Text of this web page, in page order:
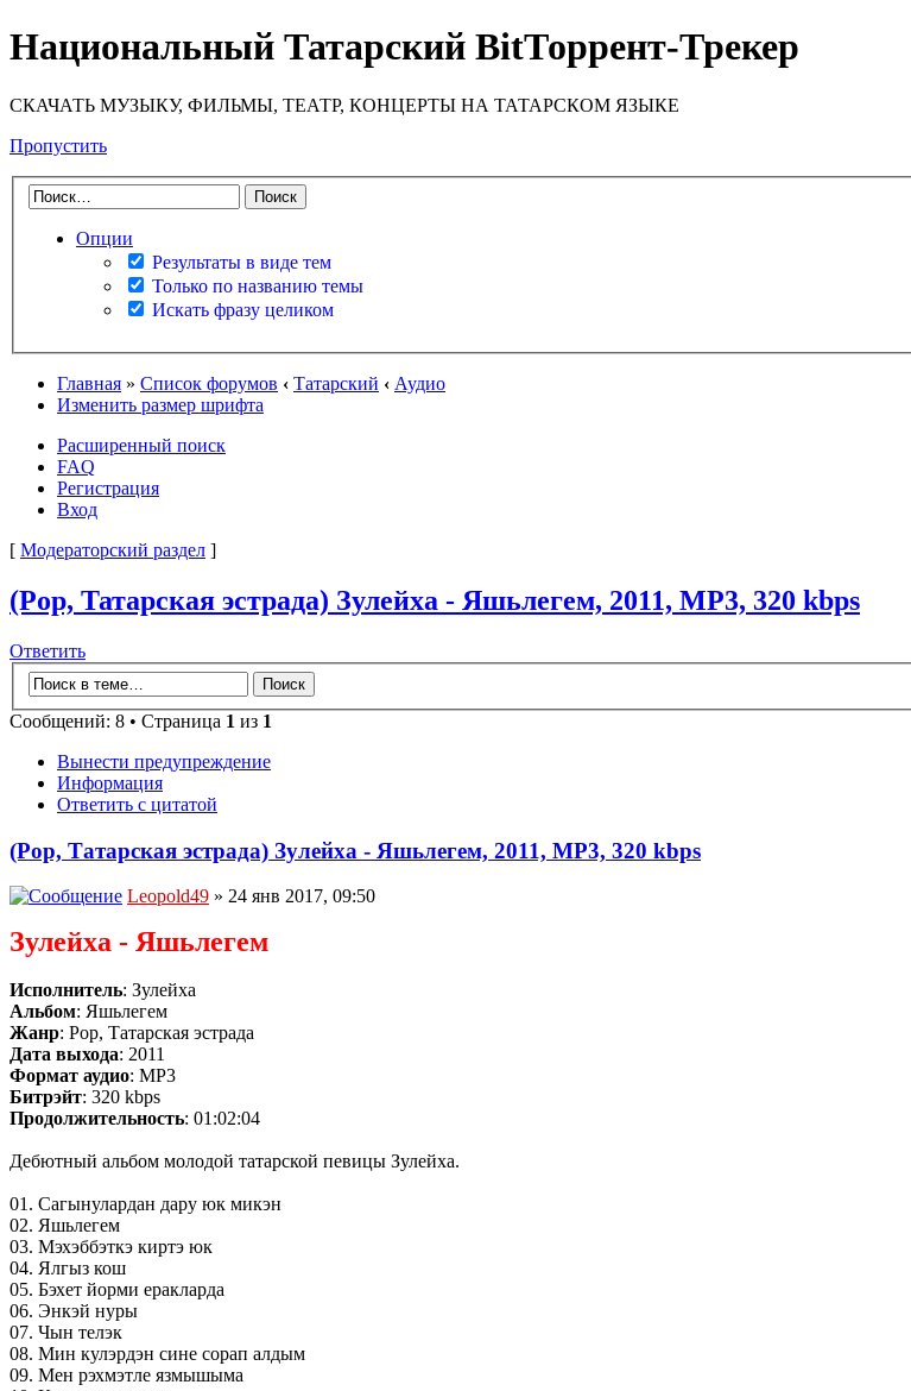
Национальный Татарский BitТоррент-Трекер
СКАЧАТЬ МУЗЫКУ, ФИЛЬМЫ, ТЕАТР, КОНЦЕРТЫ НА ТАТАРСКОМ ЯЗЫКЕ
Пропустить
Опции
Результаты в виде тем
Только по названию темы
Искать фразу целиком
Главная » Список форумов ‹ Татарский ‹ Аудио
Изменить размер шрифта
Расширенный поиск
FAQ
Регистрация
Вход
[ Модераторский раздел ]
(Pop, Татарская эстрада) Зулейха - Яшьлегем, 2011, MP3, 320 kbps
Ответить
Сообщений: 8 • Страница 1 из 1
Вынести предупреждение
Информация
Ответить с цитатой
(Pop, Татарская эстрада) Зулейха - Яшьлегем, 2011, MP3, 320 kbps
Leopold49 » 24 янв 2017, 09:50
Зулейха - Яшьлегем
Исполнитель: Зулейха
Альбом: Яшьлегем
Жанр: Pop, Татарская эстрада
Дата выхода: 2011
Формат аудио: MP3
Битрэйт: 320 kbps
Продолжительность: 01:02:04
Дебютный альбом молодой татарской певицы Зулейха.
01. Сагынулардан дару юк микэн
02. Яшьлегем
03. Мэхэббэткэ киртэ юк
04. Ялгыз кош
05. Бэхет йорми еракларда
06. Энкэй нуры
07. Чын телэк
08. Мин кулэрдэн сине сорап алдым
09. Мен рэхмэтле язмышыма